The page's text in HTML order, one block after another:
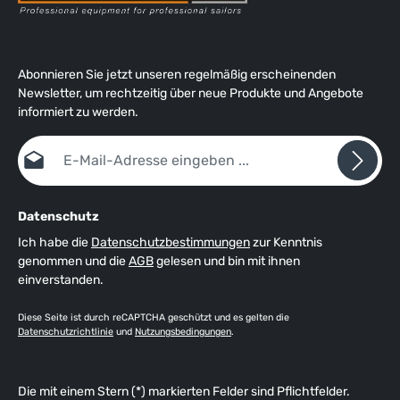
Abonnieren Sie jetzt unseren regelmäßig erscheinenden
Newsletter, um rechtzeitig über neue Produkte und Angebote
informiert zu werden.
E-Mail-Adresse*
Datenschutz
Ich habe die Datenschutzbestimmungenzur Kenntnis
genommen und dieAGBgelesen und bin mit ihnen
einverstanden.
Diese Seite ist durch reCAPTCHA geschützt und es gelten die
Datenschutzrichtlinie und Nutzungsbedingungen.
Die mit einem Stern (*) markierten Felder sind Pflichtfelder.